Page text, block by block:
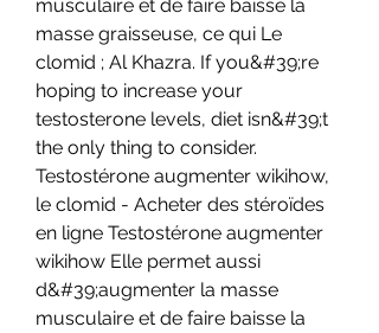
musculaire et de faire baisse la
masse graisseuse, ce qui Le
clomid ; Al Khazra. If you&#39;re
hoping to increase your
testosterone levels, diet isn&#39;t
the only thing to consider.
Testostérone augmenter wikihow,
le clomid - Acheter des stéroïdes
en ligne Testostérone augmenter
wikihow Elle permet aussi
d&#39;augmenter la masse
musculaire et de faire baisse la